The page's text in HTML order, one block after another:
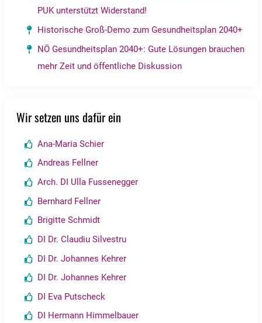
PUK unterstützt Widerstand!
Historische Groß-Demo zum Gesundheitsplan 2040+
NÖ Gesundheitsplan 2040+: Gute Lösungen brauchen
mehr Zeit und öffentliche Diskussion
Wir setzen uns dafür ein
Ana-Maria Schier
Andreas Fellner
Arch. DI Ulla Fussenegger
Bernhard Fellner
Brigitte Schmidt
DI Dr. Claudiu Silvestru
DI Dr. Johannes Kehrer
DI Dr. Johannes Kehrer
DI Eva Putscheck
DI Hermann Himmelbauer